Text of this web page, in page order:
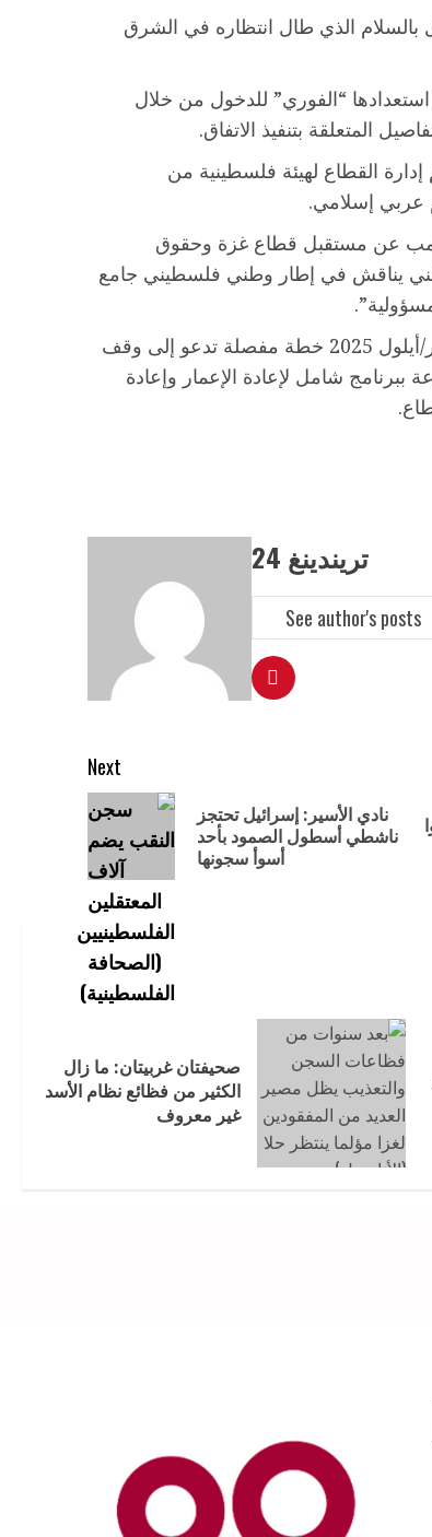
بالسلام الذي طال انتظاره في الشرق
“الفوري” للدخول من خلال
المتعلقة بتنفيذ الاتفاق.
القطاع لهيئة فلسطينية من
عربي إسلامي.
عن مستقبل قطاع غزة وحقوق
يناقش في إطار وطني فلسطيني جامع
وكان البيت الأبيض أصدر يوم 29 سبتمبر/أيلول 2025 خطة مفصلة تدعو إلى وقف
ببرنامج شامل لإعادة الإعمار وإعادة
تريندينغ 24
See author's posts
Next
نادي الأسير: إسرائيل تحتجز
ناشطي أسطول الصمود بأحد
أسوأ سجونها
صحيفتان غربيتان: ما زال
الكثير من فظائع نظام الأسد
غير معروف